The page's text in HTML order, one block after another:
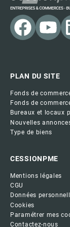
PLAN DU SITE
Fonds de
Fonds de
Bureaux et locaux
Nouvelles
Type de biens
CESSIONPME
Mentions légales
CGU
Données
Cookies
Paramétrer mes
Contactez-nous